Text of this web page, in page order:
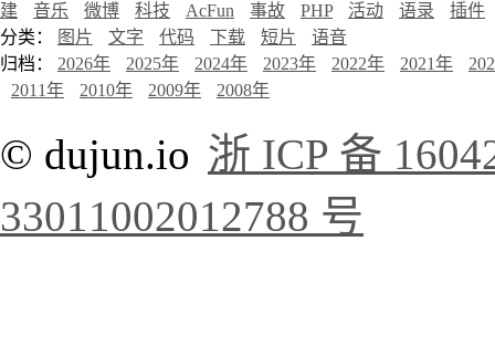
建
音乐 微博 科技 AcFun 事故 PHP 活动 语录
插件
分类：
图片 文字 代码 下载 短片
语音
归档： 2026年 2025年 2024年 2023年 2022年 2021年
2011年
2010年 2009年 2008年
© dujun.io 浙 ICP 备
33011002012788 号